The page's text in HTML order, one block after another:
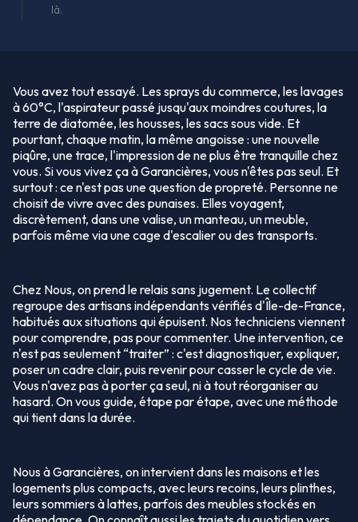
là.
Vous avez tout essayé. Les sprays du commerce, les lavages
à 60°C, l'aspirateur passé jusqu'aux moindres coutures, la
terre de diatomée, les housses, les sacs sous vide. Et
pourtant, chaque matin, la même angoisse : une nouvelle
piqûre, une trace, l'impression de ne plus être tranquille chez
vous. Si vous vivez ça à Garancières, vous n'êtes pas seul. Et
surtout : ce n'est pas une question de propreté. Personne ne
choisit de vivre avec des punaises. Elles voyagent,
discrètement, dans une valise, un manteau, un meuble,
parfois même via une cage d'escalier ou des transports.
Chez Nous, on prend le relais sans jugement. Le collectif
regroupe des artisans indépendants vérifiés d'Île-de-France,
habitués aux situations qui épuisent. Nos techniciens viennent
pour comprendre, pas pour commenter. Une intervention, ce
n'est pas seulement “traiter” : c'est diagnostiquer, expliquer,
poser un cadre clair, puis revenir pour casser le cycle de vie.
Vous n'avez pas à porter ça seul, ni à tout réorganiser au
hasard. On vous guide, étape par étape, avec une méthode
qui tient dans la durée.
Nous à Garancières, on intervient dans les maisons et les
logements plus compacts, avec leurs recoins, leurs plinthes,
leurs sommiers à lattes, parfois des meubles stockés en